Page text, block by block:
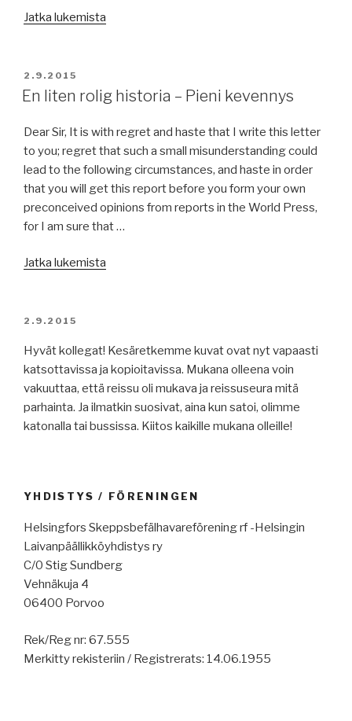
Jatka lukemista
JULKAISTU
2.9.2015
En liten rolig historia – Pieni kevennys
Dear Sir, It is with regret and haste that I write this letter
to you; regret that such a small misunderstanding could
lead to the following circumstances, and haste in order
that you will get this report before you form your own
preconceived opinions from reports in the World Press,
for I am sure that …
Jatka lukemista
Pieni
kevennys”
JULKAISTU
2.9.2015
Hyvät kollegat! Kesäretkemme kuvat ovat nyt vapaasti
katsottavissa ja kopioitavissa. Mukana olleena voin
vakuuttaa, että reissu oli mukava ja reissuseura mitä
parhainta. Ja ilmatkin suosivat, aina kun satoi, olimme
katonalla tai bussissa. Kiitos kaikille mukana olleille!
YHDISTYS / FÖRENINGEN
Helsingfors Skeppsbefälhavareförening rf -Helsingin
Laivanpäällikköyhdistys ry
C/0 Stig Sundberg
Vehnäkuja 4
06400 Porvoo
Rek/Reg nr: 67.555
Merkitty rekisteriin / Registrerats: 14.06.1955